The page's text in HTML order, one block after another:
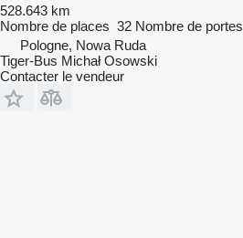
528.643 km
Nombre de places 32 Nombre de portes
Pologne, Nowa Ruda
Tiger-Bus Michał Osowski
Contacter le vendeur